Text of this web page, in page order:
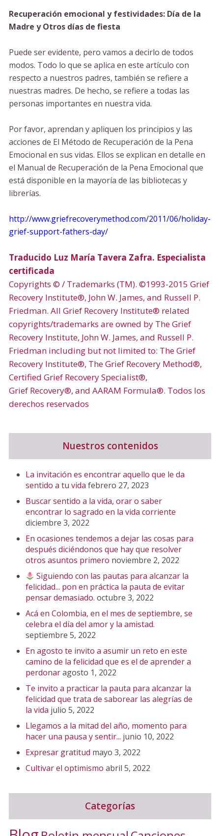
Recuperación emocional y festividades: Día de la
Madre y Otros días de fiesta
Puede ser evidente, pero vamos a decirlo de todos
modos. Todo lo que se aplica en este artículo con
respecto a nuestros padres, también se refiere a
nuestras madres. De hecho, se refiere a todas las
personas importantes en nuestra vida.
Por favor, aprendan y apliquen los principios y las
acciones de El Método de Recuperación de la Pena
Emocional en sus vidas. Ellos se explican en detalle en
el Manual de Recuperación de la Pena Emocional que
está disponible en la mayoría de las bibliotecas y
librerías.
http://www.griefrecoverymethod.com/2011/06/holiday-
grief-support-fathers-day/
Traducido Luz María Tavera Zafra. Especialista
certificada
Copyrights © / Trademarks (TM). ©1993-2015 Grief
Recovery Institute®, John W. James, and Russell P.
Friedman. All Grief Recovery Institute® related
copyrights/trademarks are owned by The Grief
Recovery Institute, John W. James, and Russell P.
Friedman including but not limited to: The Grief
Recovery Institute®, The Grief Recovery Method®,
Certified Grief Recovery Specialist®,
Grief Recovery®, and AARAM Formula®. Todos los
derechos reservados
Nuestros contenidos
La invitación es encontrar aquello que le da
sentido a tu vida febrero 27, 2023
Buscar sentido a la vida, orar o saber
encontrar lo sagrado en la vida corriente
diciembre 3, 2022
En ocasiones tendemos a dejar las cosas para
después diciéndonos que hay que resolver
otros asuntos primero noviembre 2, 2022
Siguiendo con las pautas para alcanzar la
felicidad... pon en práctica la pauta de evitar
pensar demasiado. octubre 3, 2022
Acá en Colombia, en el mes de septiembre, se
celebra el día del amor y la amistad.
septiembre 5, 2022
En agosto te invito a asumir un reto en este
camino de la felicidad que es el de aprender a
perdonaragosto 1, 2022
Te invito a practicar la pauta para alcanzar la
felicidad que trata de saborear las alegrías de
la vida julio 5, 2022
Llegamos a la mitad del año, momento para
hacer una pausa y sentir... junio 10, 2022
Expresar gratitud mayo 3, 2022
Cultivar el optimismo abril 5, 2022
Categorías